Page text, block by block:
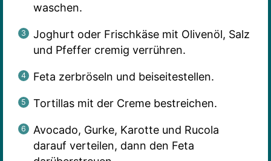
waschen.
Joghurt oder Frischkäse mit Olivenöl, Salz
und Pfeffer cremig verrühren.
Feta zerbröseln und beiseitestellen.
Tortillas mit der Creme bestreichen.
Avocado, Gurke, Karotte und Rucola
darauf verteilen, dann den Feta